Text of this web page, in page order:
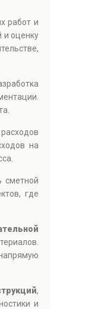
работ и
и оценку
на
сметной
где
,
и